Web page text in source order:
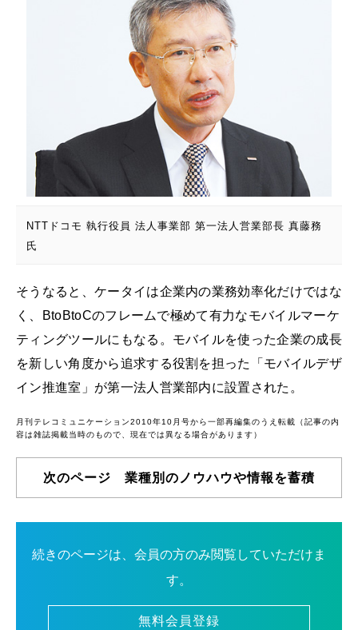
NTTドコモ 執行役員 法人事業部 第一法人営業部長 真藤務
氏
そうなると、ケータイは企業内の業務効率化だけではな
く、BtoBtoCのフレームで極めて有力なモバイルマーケ
ティングツールにもなる。モバイルを使った企業の成長
を新しい角度から追求する役割を担った「モバイルデザ
イン推進室」が第一法人営業部内に設置された。
月刊テレコミュニケーション2010年10月号から一部再編集のうえ転載（記事の内
容は雑誌掲載当時のもので、現在では異なる場合があります）
次のページ 業種別のノウハウや情報を蓄積
続きのページは、会員の方のみ閲覧していただけま
す。
無料会員登録